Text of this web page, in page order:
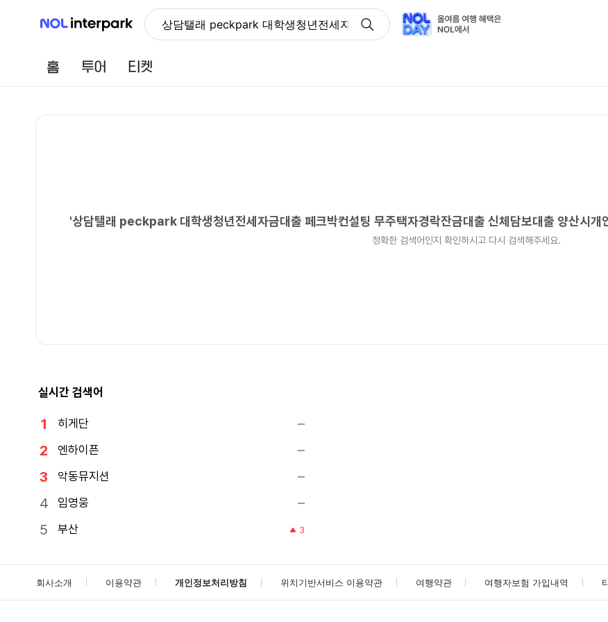
NOL 인터파크 상담탤래 peckpark 대학생청년전세자금대출 페크박컨설팅 무주택자경락잔금대출 신체
홈 투어
'상담탤래 peckpark 대학생청년전세자금대출 페크박컨설팅 무주택자경락잔금대출 신체담보대출 양산시개
정확한 검색어인지 확인하시고 다시 검색해주세요.
실시간 검색어
히게단
엔하이픈
악동뮤지션
임영웅
부산
3
회사소개 이용약관 개인정보처리방침 위치기반서비스 이용약관 여행약관 여행자보험 가입내역